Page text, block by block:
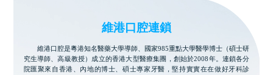
維港口腔連鎖
維港口腔是粵港知名醫藥大學導師、國家985重點大學醫學博士（碩士研
究生導師、高級教授）成立的香港大型醫療集團，創始於2008年。連鎖各分
院匯聚來自香港、內地的博士、碩士專家牙醫，堅持實實在在做好牙科診